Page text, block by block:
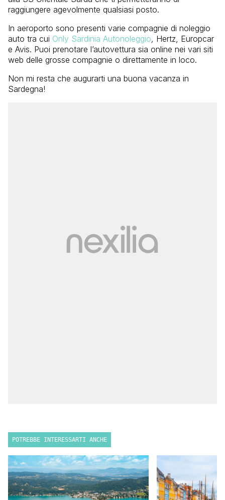
raggiungere agevolmente qualsiasi posto.
In aeroporto sono presenti varie compagnie di noleggio
auto tra cui Only Sardinia Autonoleggio, Hertz, Europcar
e Avis. Puoi prenotare l’autovettura sia online nei vari siti
web delle grosse compagnie o direttamente in loco.
Non mi resta che augurarti una buona vacanza in
Sardegna!
POTREBBE INTERESSARTI ANCHE